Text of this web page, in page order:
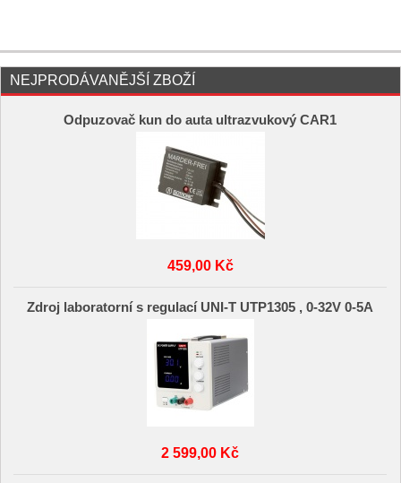
NEJPRODÁVANĚJŠÍ ZBOŽÍ
Odpuzovač kun do auta ultrazvukový CAR1
459,00 Kč
Zdroj laboratorní s regulací UNI-T UTP1305 , 0-32V 0-5A
2 599,00 Kč